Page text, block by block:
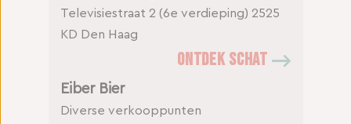
Televisiestraat 2 (6e verdieping) 2525
KD Den Haag
ONTDEK SCHAT
Eiber Bier
Diverse verkooppunten